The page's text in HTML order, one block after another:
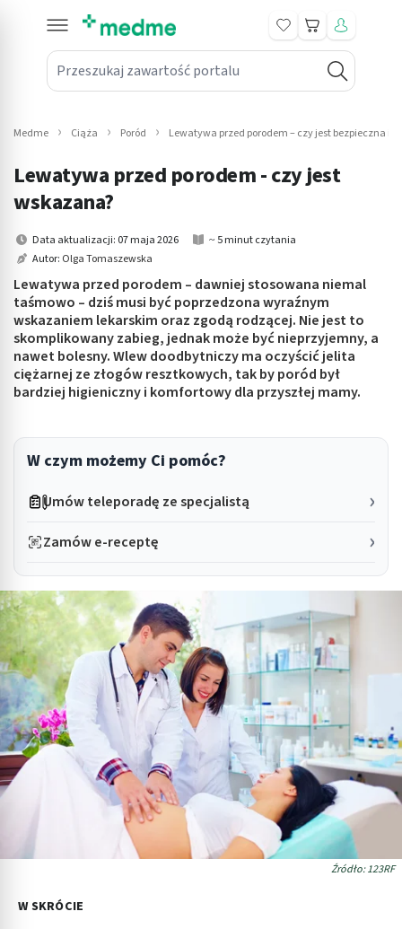
Przeszukaj zawartość portalu
Koszyk
submenu: Leki na receptę
submenu: Mama i dziecko
submenu: Kosmetyki
submenu: Higiena
submenu: Sprzęt medyczny
submenu: Intymne
submenu: Wellness
Medme Ciąża Poród Lewatywa przed porodem – czy jest bezpieczna i
Lewatywa przed porodem - czy jest
wskazana?
Data aktualizacji: 07 maja 2026
~ 5 minut czytania
Autor: Olga Tomaszewska
Lewatywa przed porodem – dawniej stosowana niemal
taśmowo – dziś musi być poprzedzona wyraźnym
wskazaniem lekarskim oraz zgodą rodzącej. Nie jest to
skomplikowany zabieg, jednak może być nieprzyjemny, a
nawet bolesny. Wlew doodbytniczy ma oczyścić jelita
ciężarnej ze złogów resztkowych, tak by poród był
bardziej higieniczny i komfortowy dla przyszłej mamy.
W czym możemy Ci pomóc?
Umów teleporadę ze specjalistą
Zamów e-receptę
Źródło: 123RF
W SKRÓCIE